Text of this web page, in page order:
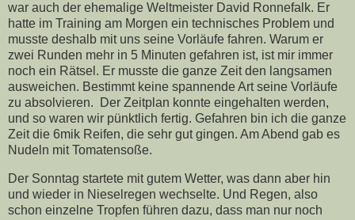
war auch der ehemalige Weltmeister David Ronnefalk. Er
hatte im Training am Morgen ein technisches Problem und
musste deshalb mit uns seine Vorläufe fahren. Warum er
zwei Runden mehr in 5 Minuten gefahren ist, ist mir immer
noch ein Rätsel. Er musste die ganze Zeit den langsamen
ausweichen. Bestimmt keine spannende Art seine Vorläufe
zu absolvieren. Der Zeitplan konnte eingehalten werden,
und so waren wir pünktlich fertig. Gefahren bin ich die ganze
Zeit die 6mik Reifen, die sehr gut gingen. Am Abend gab es
Nudeln mit Tomatensoße.
Der Sonntag startete mit gutem Wetter, was dann aber hin
und wieder in Nieselregen wechselte. Und Regen, also
schon einzelne Tropfen führen dazu, dass man nur noch